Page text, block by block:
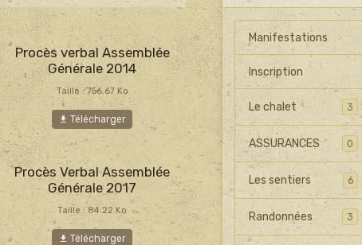
Procès verbal Assemblée
Générale 2014
Taille : 756.67 Ko
Télécharger
Procès Verbal Assemblée
Générale 2017
Taille : 84.22 Ko
Télécharger
Manifestations
Inscription
Le chalet 3
ASSURANCES 0
Les sentiers 6
Randonnées 3